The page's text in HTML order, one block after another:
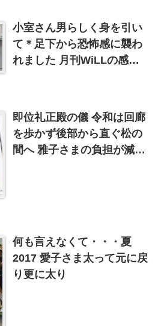
小室さん男らしく身を引い
て＊足下から恐怖感に襲わ
れました 月刊WiLLの感想
即位礼正殿の儀 令和は回廊
を歩かず後部から直ぐ松の
間へ 雅子さまの負担が減り
何も言えなくて・・・夏
2017 愛子さま太って元に戻
り更に太り